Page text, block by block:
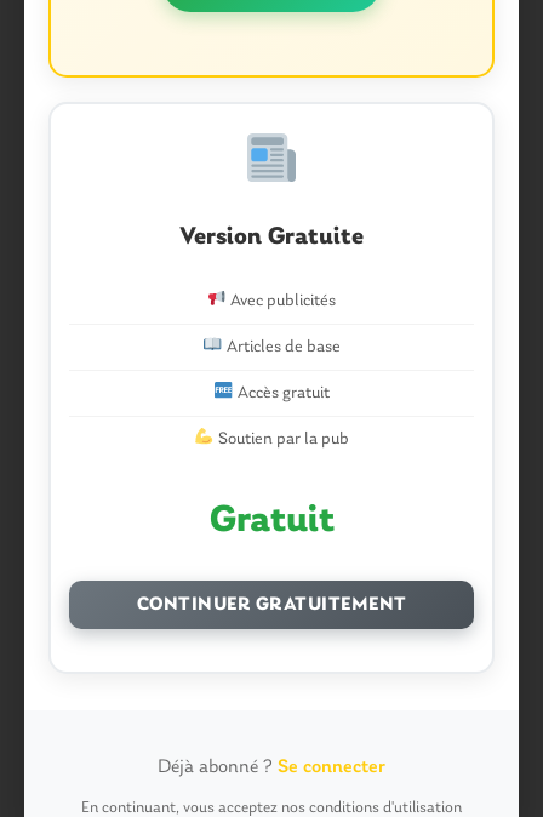
Version Gratuite
Avec publicités
Articles de base
Accès gratuit
Soutien par la pub
Gratuit
CONTINUER GRATUITEMENT
Déjà abonné ? Se connecter
En continuant, vous acceptez nos conditions d'utilisation